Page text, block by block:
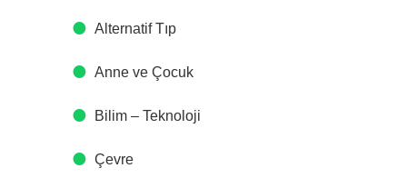
Alternatif Tıp
Anne ve Çocuk
Bilim – Teknoloji
Çevre